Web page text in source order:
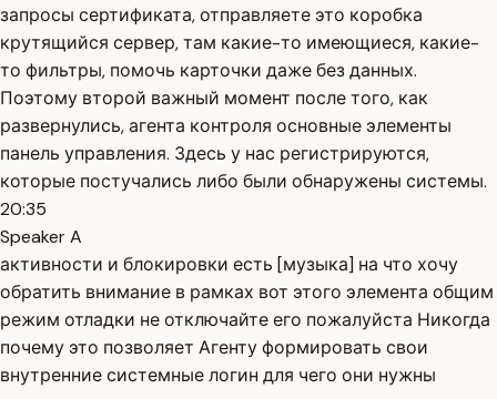
запросы сертификата, отправляете это коробка
крутящийся сервер, там какие-то имеющиеся, какие-
то фильтры, помочь карточки даже без данных.
Поэтому второй важный момент после того, как
развернулись, агента контроля основные элементы
панель управления. Здесь у нас регистрируются,
которые постучались либо были обнаружены системы.
20:35
Speaker A
активности и блокировки есть [музыка] на что хочу
обратить внимание в рамках вот этого элемента общим
режим отладки не отключайте его пожалуйста Никогда
почему это позволяет Агенту формировать свои
внутренние системные логин для чего они нужны